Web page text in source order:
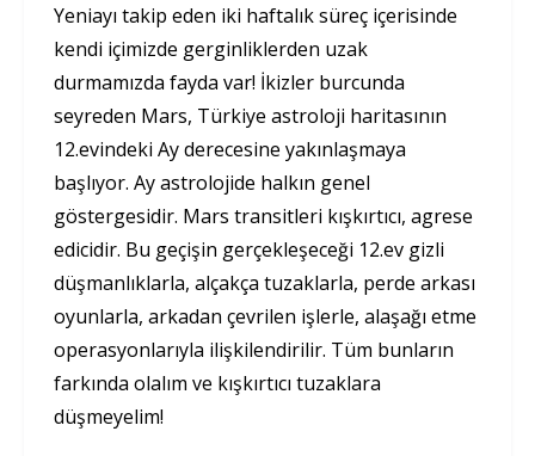
Yeniayı takip eden iki haftalık süreç içerisinde
kendi içimizde gerginliklerden uzak
durmamızda fayda var! İkizler burcunda
seyreden Mars, Türkiye astroloji haritasının
12.evindeki Ay derecesine yakınlaşmaya
başlıyor. Ay astrolojide halkın genel
göstergesidir. Mars transitleri kışkırtıcı, agrese
edicidir. Bu geçişin gerçekleşeceği 12.ev gizli
düşmanlıklarla, alçakça tuzaklarla, perde arkası
oyunlarla, arkadan çevrilen işlerle, alaşağı etme
operasyonlarıyla ilişkilendirilir. Tüm bunların
farkında olalım ve kışkırtıcı tuzaklara
düşmeyelim!